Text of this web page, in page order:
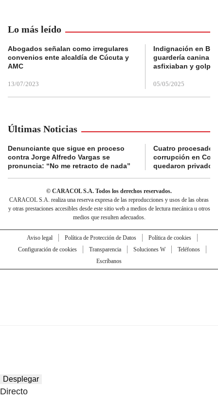
Lo más leído
Abogados señalan como irregulares
convenios ente alcaldía de Cúcuta y
AMC
13/07/2023
Indignación en
guardería canina
asfixiaban y
05/05/2025
Últimas Noticias
Denunciante que sigue en proceso
contra Jorge Alfredo Vargas se
pronuncia: “No me retracto de nada”
Cuatro
corrupción en
quedaron
© CARACOL S.A. Todos los derechos reservados.
CARACOL S.A. realiza una reserva expresa de las reproducciones y usos de las obras
y otras prestaciones accesibles desde este sitio web a medios de lectura mecánica u otros
medios que resulten adecuados.
Aviso legal Política de Protección de Datos
Política de cookies
Configuración de cookies
Transparencia Soluciones W
Teléfonos
Escríbanos
Desplegar
Directo